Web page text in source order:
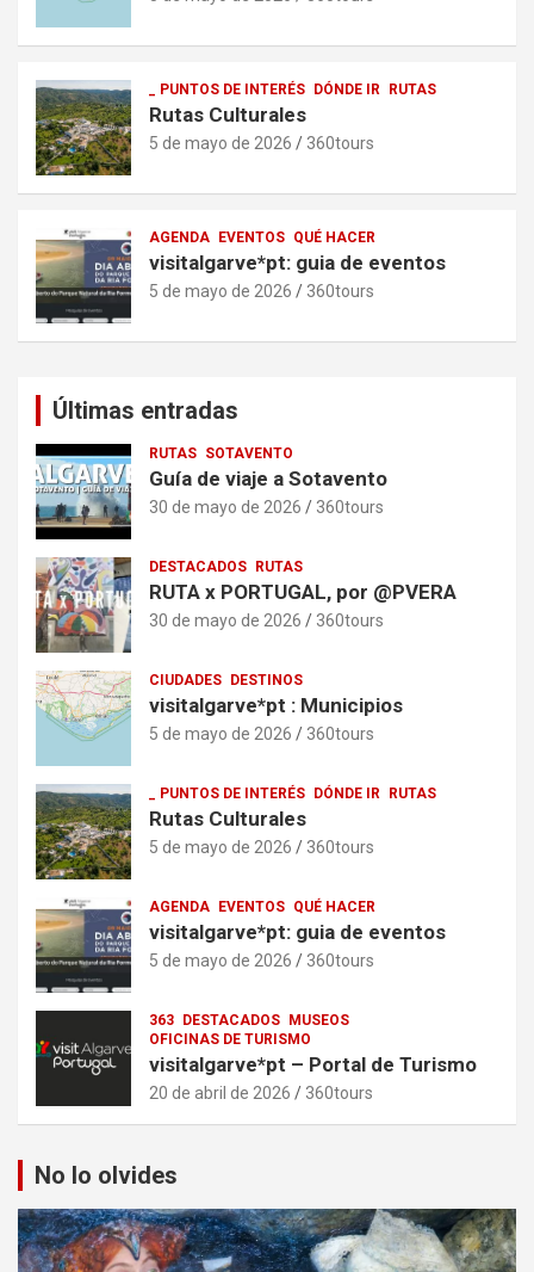
_ PUNTOS DE INTERÉS DÓNDE IR RUTAS
Rutas Culturales
5 de mayo de 2026 360tours
AGENDA EVENTOS QUÉ HACER
visitalgarve*pt: guia de eventos
5 de mayo de 2026 360tours
Últimas entradas
RUTAS SOTAVENTO
Guía de viaje a Sotavento
30 de mayo de 2026 360tours
DESTACADOS RUTAS
RUTA x PORTUGAL, por @PVERA
30 de mayo de 2026 360tours
CIUDADES DESTINOS
visitalgarve*pt : Municipios
5 de mayo de 2026 360tours
_ PUNTOS DE INTERÉS DÓNDE IR RUTAS
Rutas Culturales
5 de mayo de 2026 360tours
AGENDA EVENTOS QUÉ HACER
visitalgarve*pt: guia de eventos
5 de mayo de 2026 360tours
363 DESTACADOS MUSEOS
OFICINAS DE TURISMO
visitalgarve*pt – Portal de Turismo
20 de abril de 2026 360tours
No lo olvides